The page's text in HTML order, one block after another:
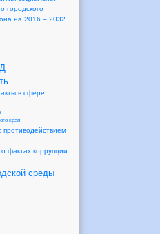
городского
на 2016 – 2032
в сфере
края
противодействием
фактах коррупции
среды